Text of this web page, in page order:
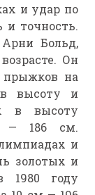
и удар по
и точность.
Арни Больд,
Он
прыжков на
высоту и
в высоту
— 186 см.
и
золотых и
1980 году